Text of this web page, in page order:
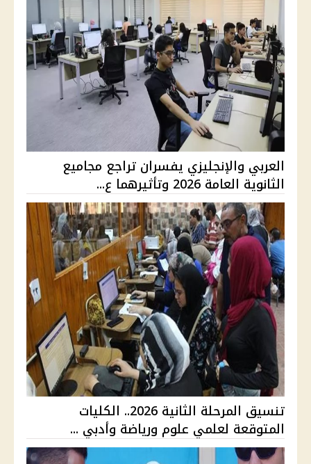
العربي والإنجليزي يفسران تراجع مجاميع
الثانوية العامة 2026 وتأثيرهما ع...
تنسيق المرحلة الثانية 2026.. الكليات
المتوقعة لعلمي علوم ورياضة وأدبي ...